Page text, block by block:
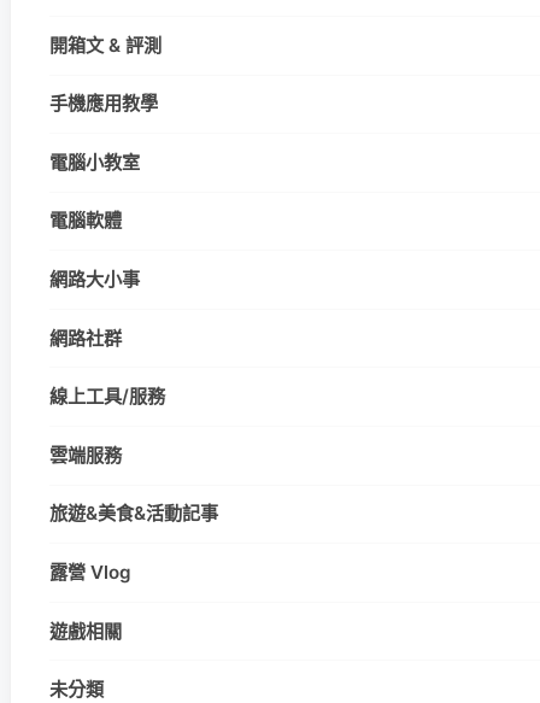
開箱文 & 評測
手機應用教學
電腦小教室
電腦軟體
網路大小事
網路社群
線上工具/服務
雲端服務
旅遊&美食&活動記事
露營 Vlog
遊戲相關
未分類